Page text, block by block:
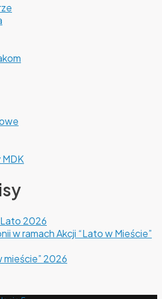
MDK
Lato 2026
w ramach Akcji “Lato w Mieście”
mieście” 2026